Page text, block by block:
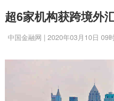
超6家机构获跨境外
中国金融网 | 2020年03月10日 09